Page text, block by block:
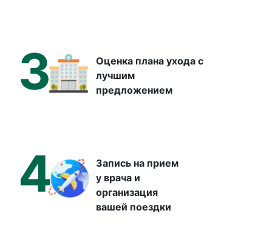
3
Оценка плана ухода с
лучшим
предложением
4
Запись на прием
у врача и
организация
вашей поездки